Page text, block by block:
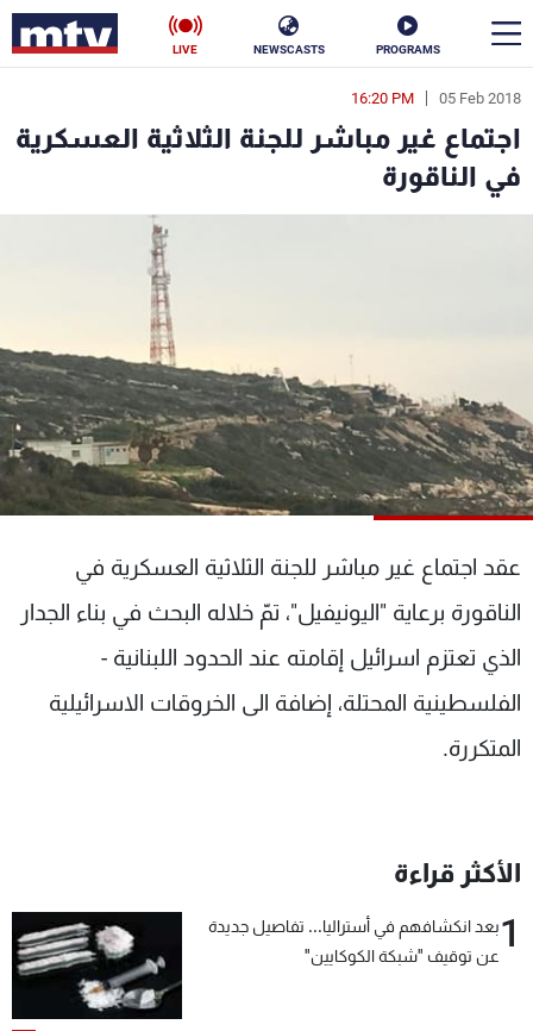
PROGRAMS
NEWSCASTS
LIVE
05 Feb 2018
16:20 PM
اجتماع غير مباشر للجنة الثلاثية العسكرية
في الناقورة
عقد اجتماع غير مباشر للجنة الثلاثية العسكرية في
الناقورة برعاية "اليونيفيل"، تمّ خلاله البحث في بناء الجدار
الذي تعتزم اسرائيل إقامته عند الحدود اللبنانية -
الفلسطينية المحتلة، إضافة الى الخروقات الاسرائيلية
المتكررة.
الأكثر قراءة
1بعد انكشافهم في أستراليا... تفاصيل جديدة
عن توقيف "شبكة الكوكايين"
en
الأخبار
سياسة ناس
البرامج
جدول البرامج
شاهد البرامج
عن MTV
الإنـتـاج
وظائف
تواصل معنا
شروط الإسـتخدام